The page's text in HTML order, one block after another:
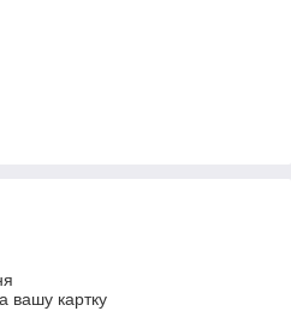
вашу картку